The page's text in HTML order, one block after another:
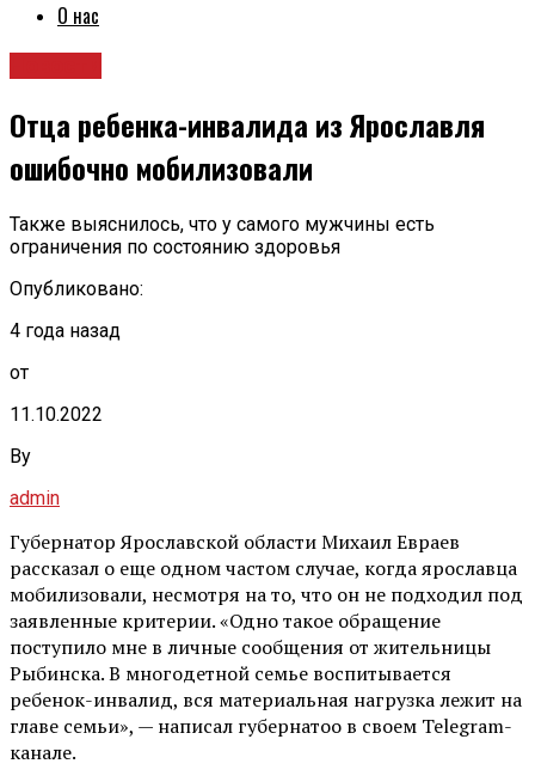
О нас
Отца ребенка-инвалида из Ярославля
ошибочно мобилизовали
Также выяснилось, что у самого мужчины есть
ограничения по состоянию здоровья
Опубликовано:
4 года назад
от
11.10.2022
By
admin
Губернатор Ярославской области Михаил Евраев
рассказал о еще одном частом случае, когда ярославца
мобилизовали, несмотря на то, что он не подходил под
заявленные критерии. «Одно такое обращение
поступило мне в личные сообщения от жительницы
Рыбинска. В многодетной семье воспитывается
ребенок-инвалид, вся материальная нагрузка лежит на
главе семьи», — написал губернатоо в своем Telegram-
канале.